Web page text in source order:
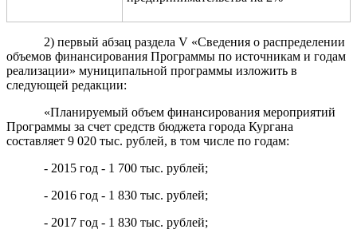
2) первый абзац раздела V «Сведения о распределении
объемов финансирования Программы по источникам и годам
реализации» муниципальной программы изложить в
следующей редакции:
«Планируемый объем финансирования мероприятий
Программы за счет средств бюджета города Кургана
составляет 9 020 тыс. рублей, в том числе по годам:
- 2015 год - 1 700 тыс. рублей;
- 2016 год - 1 830 тыс. рублей;
- 2017 год - 1 830 тыс. рублей;